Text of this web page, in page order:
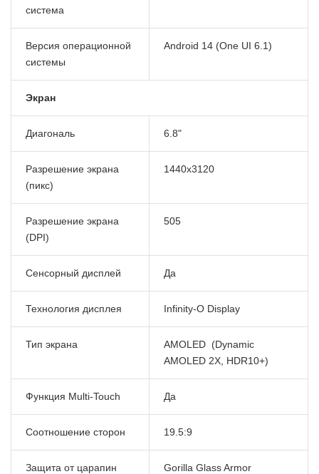
система
Версия операционной
системы
Android 14 (One UI 6.1)
Экран
Диагональ 6.8"
Разрешение экрана
(пикс)
1440x3120
Разрешение экрана
(DPI)
505
Сенсорный дисплей Да
Технология дисплея Infinity-O Display
Тип экрана AMOLED (Dynamic
AMOLED 2X, HDR10+)
Функция Multi-Touch Да
Соотношение сторон 19.5:9
Защита от царапин Gorilla Glass Armor